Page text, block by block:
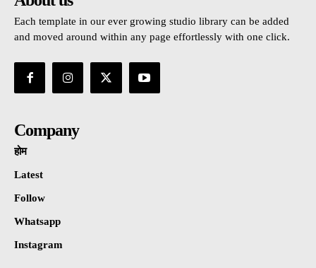
Each template in our ever growing studio library can be added
and moved around within any page effortlessly with one click.
Company
होम
Latest
Follow
Whatsapp
Instagram